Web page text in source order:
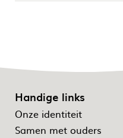
Handige links
Onze identiteit
Samen met ouders